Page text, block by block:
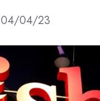
04/04/23